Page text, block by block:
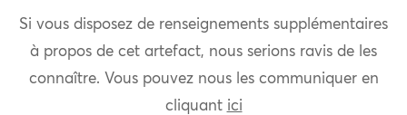
Si vous disposez de renseignements supplémentaires
à propos de cet artefact, nous serions ravis de les
connaître. Vous pouvez nous les communiquer en
cliquant ici